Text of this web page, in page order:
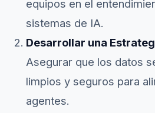
equipos en el
sistemas de IA.
Desarrollar una
Asegurar que los datos
limpios y seguros para
agentes.